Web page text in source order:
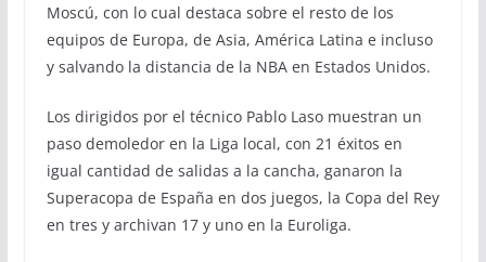
Moscú, con lo cual destaca sobre el resto de los
equipos de Europa, de Asia, América Latina e incluso
y salvando la distancia de la NBA en Estados Unidos.
Los dirigidos por el técnico Pablo Laso muestran un
paso demoledor en la Liga local, con 21 éxitos en
igual cantidad de salidas a la cancha, ganaron la
Superacopa de España en dos juegos, la Copa del Rey
en tres y archivan 17 y uno en la Euroliga.